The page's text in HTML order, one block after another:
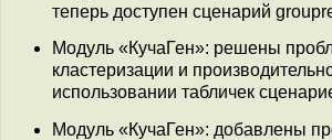
теперь доступен сценарий
Модуль «КучаГен»: решены
кластеризации и
использовании табличек
Модуль «КучаГен»: добавлены